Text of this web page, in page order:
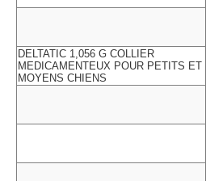
DELTATIC 1,056 G COLLIER
MEDICAMENTEUX POUR PETITS ET
MOYENS CHIENS